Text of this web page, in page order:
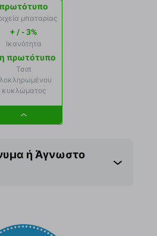
πρωτότυπο
μπαταρίας
+ / - 3%
Ικανότητα
πρωτότυπο
Τσιπ
κυκλώματος
Dropdown
ή Άγνωστο